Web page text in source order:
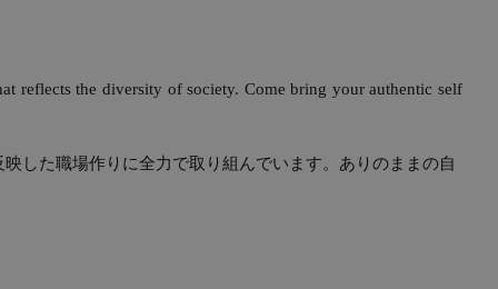
reflects the diversity of society. Come bring your authentic self
した職場作りに全力で取り組んでいます。ありのままの自